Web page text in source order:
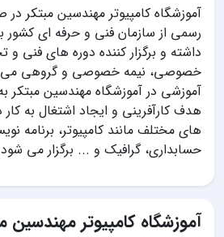
آموزشگاه کامپیوتر مهندسین مبتکر در
رسمی از سازمان فنی و حرفه ای کشور
داشته و برگزار کننده دوره های
خصوصی، نیمه خصوصی و گروهی می
آموزشی در آموزشگاه مهندسین مبتکر
هدف کارآفرینی و ایجاد اشتغال به
های مختلف مانند کامپیوتر، برنامه
حسابداری، گرافیک و ... برگزار می
آموزشگاه کامپیوتر مهندسین